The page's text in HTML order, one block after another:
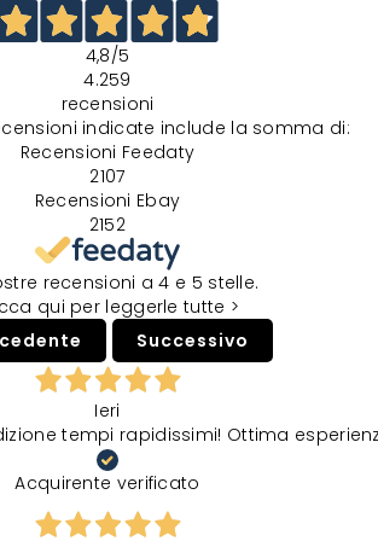
4,8/5
4.259
recensioni
indicate include la somma di:
Recensioni Feedaty
2107
Recensioni Ebay
2152
recensioni a 4 e 5 stelle.
qui per leggerle tutte >
Successivo
Ieri
tempi rapidissimi! Ottima
Acquirente verificato